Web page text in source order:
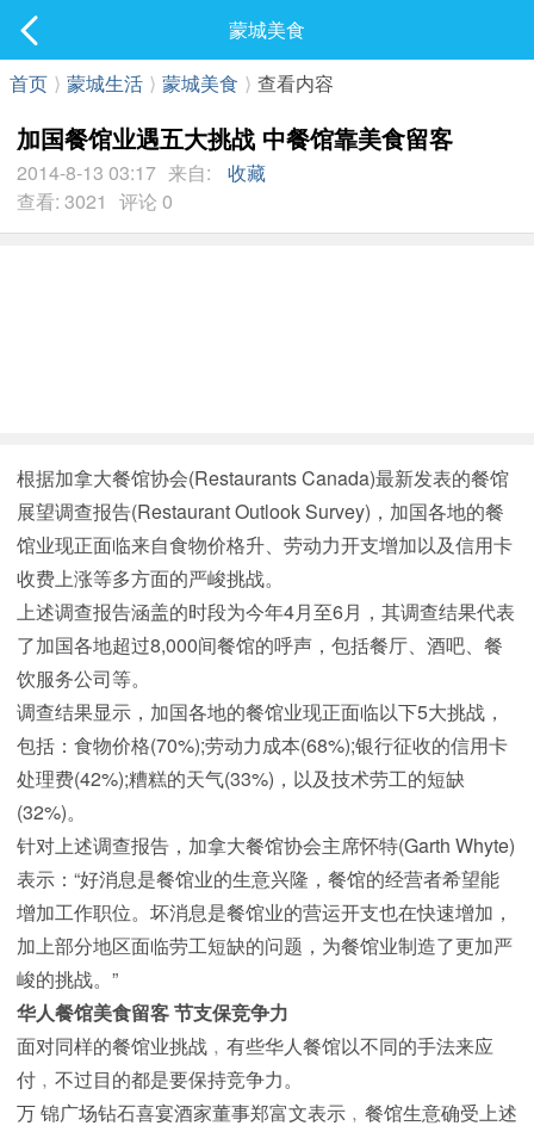
最新发表
蒙城美食
首页 ⟩ 蒙城生活 ⟩ 蒙城美食 ⟩ 查看内容
加国餐馆业遇五大挑战 中餐馆靠美食留客
2014-8-13 03:17 来自:
收藏
查看: 3021 评论 0
根据加拿大餐馆协会(Restaurants Canada)最新发表的餐馆
展望调查报告(Restaurant Outlook Survey)，加国各地的餐
馆业现正面临来自食物价格升、劳动力开支增加以及信用卡
收费上涨等多方面的严峻挑战。
上述调查报告涵盖的时段为今年4月至6月，其调查结果代表
了加国各地超过8,000间餐馆的呼声，包括餐厅、酒吧、餐
饮服务公司等。
调查结果显示，加国各地的餐馆业现正面临以下5大挑战，
包括：食物价格(70%);劳动力成本(68%);银行征收的信用卡
处理费(42%);糟糕的天气(33%)，以及技术劳工的短缺
(32%)。
针对上述调查报告，加拿大餐馆协会主席怀特(Garth Whyte)
表示：“好消息是餐馆业的生意兴隆，餐馆的经营者希望能
增加工作职位。坏消息是餐馆业的营运开支也在快速增加，
加上部分地区面临劳工短缺的问题，为餐馆业制造了更加严
峻的挑战。”
华人餐馆美食留客 节支保竞争力
面对同样的餐馆业挑战﹐有些华人餐馆以不同的手法来应
付﹐不过目的都是要保持竞争力。
万 锦广场钻石喜宴酒家董事郑富文表示﹐餐馆生意确受上述